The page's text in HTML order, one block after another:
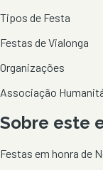
Tipos de Festa
Festas de Vialonga
Organizações
Associação
Sobre este
Festas em honra de